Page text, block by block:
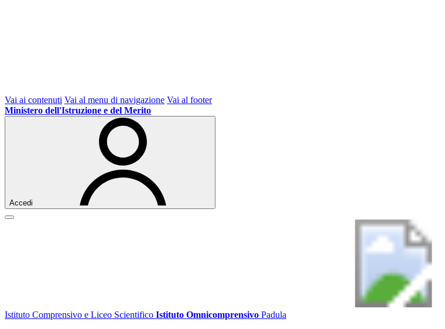
Vai ai contenuti Vai al menu di navigazione Vai al footer
Ministero dell'Istruzione e del Merito
Accedi
Istituto Comprensivo e Liceo Scientifico Istituto Omnicomprensivo Padula